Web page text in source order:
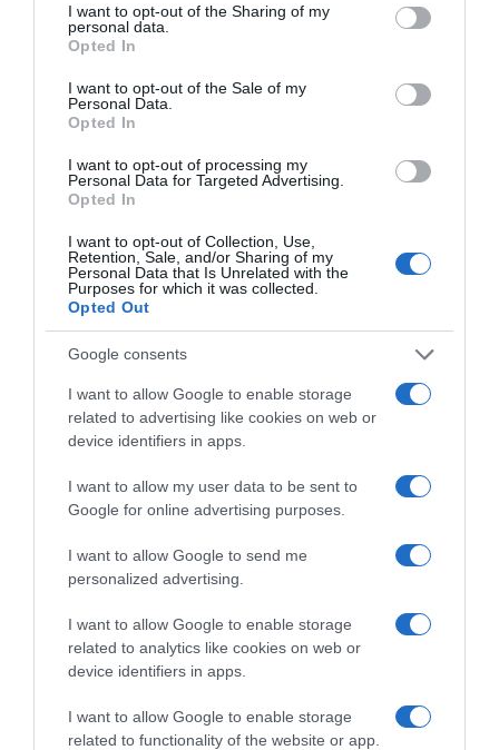
not limited to your visit or usage behaviour. You may click to
grant or deny consent to Google and its third-party tags to
use your data for below specified purposes in below Google
consent section.
I want to opt-out of the Sharing of my
personal data.
Opted In
I want to opt-out of the Sale of my
Personal Data.
Opted In
I want to opt-out of processing my
Personal Data for Targeted Advertising.
Opted In
I want to opt-out of Collection, Use,
Retention, Sale, and/or Sharing of my
Personal Data that Is Unrelated with the
Purposes for which it was collected.
Opted Out
Google consents
I want to allow Google to enable storage
related to advertising like cookies on web or
device identifiers in apps.
I want to allow my user data to be sent to
Google for online advertising purposes.
I want to allow Google to send me
personalized advertising.
I want to allow Google to enable storage
related to analytics like cookies on web or
device identifiers in apps.
I want to allow Google to enable storage
related to functionality of the website or app.
“Ελευθέριος Βενιζέλος”: Συνελήφθη
37χρονος με 4 μαχαίρια και δύο ψαλίδια
και μάθετε πρώτοι όλες τις ειδήσεις
Share Tweet
ΥΠΕΡΤΑΣΗ
ΣΧΟΛΙΑ